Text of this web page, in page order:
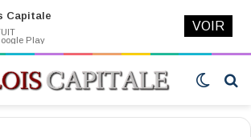
Switch
Capitale
Play
VOIR